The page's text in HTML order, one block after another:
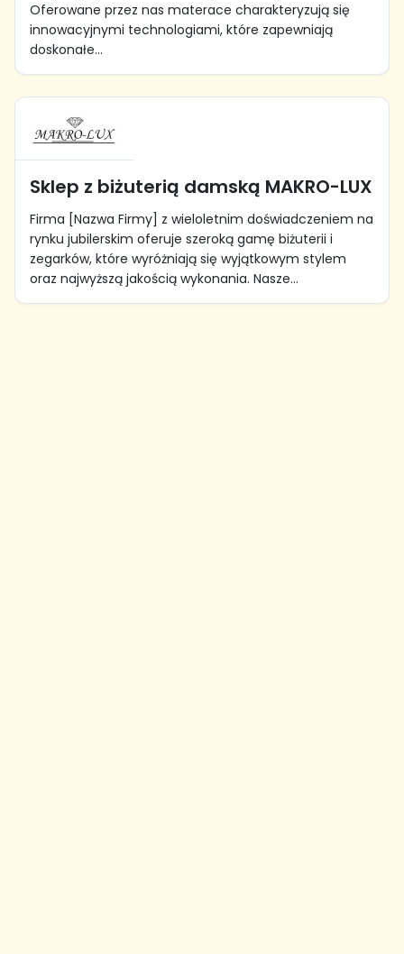
Oferowane przez nas materace charakteryzują się
innowacyjnymi technologiami, które zapewniają
doskonałe...
Sklep z biżuterią damską MAKRO-LUX
Firma [Nazwa Firmy] z wieloletnim doświadczeniem na
rynku jubilerskim oferuje szeroką gamę biżuterii i
zegarków, które wyróżniają się wyjątkowym stylem
oraz najwyższą jakością wykonania. Nasze...